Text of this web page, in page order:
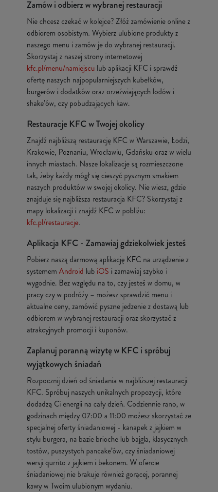
Zamów i odbierz w wybranej restauracji
Nie chcesz czekać w kolejce? Złóż zamówienie online z
odbiorem osobistym. Wybierz ulubione produkty z
naszego menu i zamów je do wybranej restauracji.
Skorzystaj z naszej strony internetowej
kfc.pl/menu/namiejscu lub aplikacji KFC i sprawdź
ofertę naszych najpopularniejszych kubełków,
burgerów i dodatków oraz orzeźwiających lodów i
shake’ów, czy pobudzających kaw.
Restauracje KFC w Twojej okolicy
Znajdź najbliższą restaurację KFC w Warszawie, Łodzi,
Krakowie, Poznaniu, Wrocławiu, Gdańsku oraz w wielu
innych miastach. Nasze lokalizacje są rozmieszczone
tak, żeby każdy mógł się cieszyć pysznym smakiem
naszych produktów w swojej okolicy. Nie wiesz, gdzie
znajduje się najbliższa restauracja KFC? Skorzystaj z
mapy lokalizacji i znajdź KFC w pobliżu:
kfc.pl/restauracje.
Aplikacja KFC - Zamawiaj gdziekolwiek jesteś
Pobierz naszą darmową aplikację KFC na urządzenie z
systemem Android lub iOS i zamawiaj szybko i
wygodnie. Bez względu na to, czy jesteś w domu, w
pracy czy w podróży – możesz sprawdzić menu i
aktualne ceny, zamówić pyszne jedzenie z dostawą lub
odbiorem w wybranej restauracji oraz skorzystać z
atrakcyjnych promocji i kuponów.
Zaplanuj poranną wizytę w KFC i spróbuj
wyjątkowych śniadań
Rozpocznij dzień od śniadania w najbliższej restauracji
KFC. Spróbuj naszych unikalnych propozycji, które
dodadzą Ci energii na cały dzień. Codziennie rano, w
godzinach między 07:00 a 11:00 możesz skorzystać ze
specjalnej oferty śniadaniowej - kanapek z jajkiem w
stylu burgera, na bazie brioche lub bajgla, klasycznych
tostów, puszystych pancake’ów, czy śniadaniowej
wersji qurrito z jajkiem i bekonem. W ofercie
śniadaniowej nie brakuje również gorącej, porannej
kawy w Twoim ulubionym wydaniu.